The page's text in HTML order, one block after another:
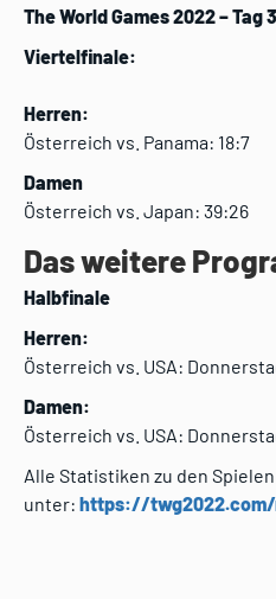
The World Games 2022 – Tag
Viertelfinale:
Herren:
Österreich vs. Panama: 18:7
Damen
Österreich vs. Japan: 39:26
Das weitere
Halbfinale
Herren:
Österreich vs. USA:
Damen:
Österreich vs. USA:
Alle Statistiken zu den
unter: https://